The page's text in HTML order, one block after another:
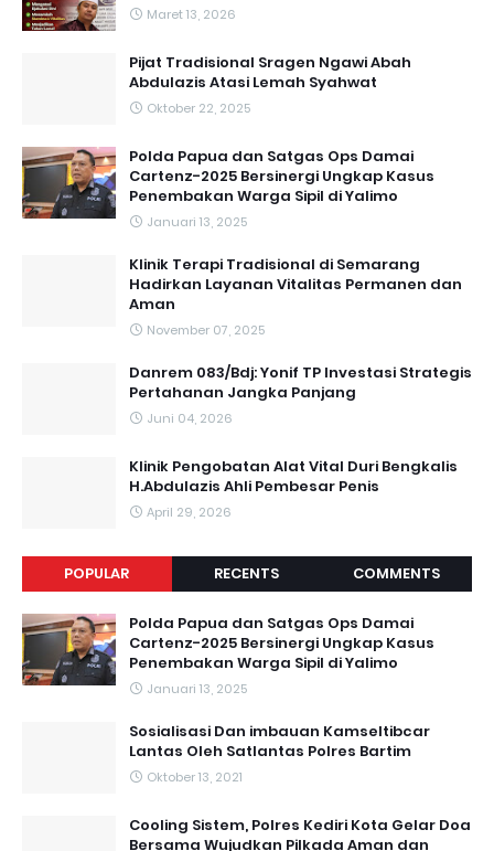
Maret 13, 2026
Pijat Tradisional Sragen Ngawi Abah
Abdulazis Atasi Lemah Syahwat
Oktober 22, 2025
Polda Papua dan Satgas Ops Damai
Cartenz-2025 Bersinergi Ungkap Kasus
Penembakan Warga Sipil di Yalimo
Januari 13, 2025
Klinik Terapi Tradisional di Semarang
Hadirkan Layanan Vitalitas Permanen dan
Aman
November 07, 2025
Danrem 083/Bdj: Yonif TP Investasi Strategis
Pertahanan Jangka Panjang
Juni 04, 2026
Klinik Pengobatan Alat Vital Duri Bengkalis
H.Abdulazis Ahli Pembesar Penis
April 29, 2026
POPULAR RECENTS COMMENTS
Polda Papua dan Satgas Ops Damai
Cartenz-2025 Bersinergi Ungkap Kasus
Penembakan Warga Sipil di Yalimo
Januari 13, 2025
Sosialisasi Dan imbauan Kamseltibcar
Lantas Oleh Satlantas Polres Bartim
Oktober 13, 2021
Cooling Sistem, Polres Kediri Kota Gelar Doa
Bersama Wujudkan Pilkada Aman dan